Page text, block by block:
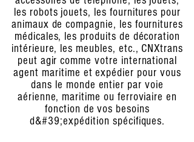
les robots jouets, les fournitures pour
animaux de compagnie, les fournitures
médicales, les produits de décoration
intérieure, les meubles, etc., CNXtrans
peut agir comme votre international
agent maritime et expédier pour vous
dans le monde entier par voie
aérienne, maritime ou ferroviaire en
fonction de vos besoins
d&#39;expédition spécifiques.